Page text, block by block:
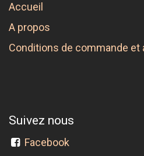
Accueil
A propos
Conditions de commande et
Suivez nous
Facebook